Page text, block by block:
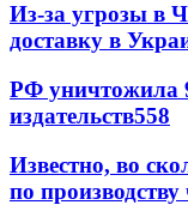
Из-за угрозы в
доставку в
РФ уничтожила
издательств558
Известно, во
по